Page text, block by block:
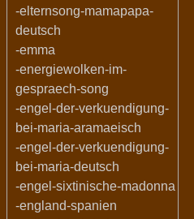
-elternsong-mamapapa-
deutsch
-emma
-energiewolken-im-
gespraech-song
-engel-der-verkuendigung-
bei-maria-aramaeisch
-engel-der-verkuendigung-
bei-maria-deutsch
-engel-sixtinische-madonna
-england-spanien